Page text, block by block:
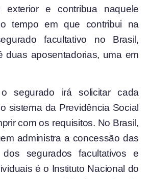
exterior e contribua naquele
tempo em que contribui na
facultativo no Brasil,
duas aposentadorias, uma em
segurado irá solicitar cada
sistema da Previdência Social
com os requisitos. No Brasil,
administra a concessão das
dos segurados facultativos e
é o Instituto Nacional do